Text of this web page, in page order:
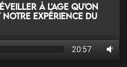
à l'age qu'on
expérience du
20:57